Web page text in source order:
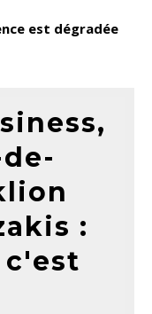
est dégradée
:
c'est